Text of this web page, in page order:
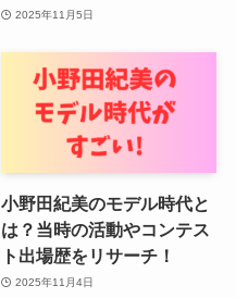
2025年11月5日
小野田紀美のモデル時代と
は？当時の活動やコンテス
ト出場歴をリサーチ！
2025年11月4日